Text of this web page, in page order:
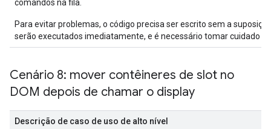
comandos na fila.
Para evitar problemas, o código precisa ser escrito sem a
serão executados imediatamente, e é necessário tomar cuidado
Cenário 8: mover contêineres de slot no
DOM depois de chamar o display
Descrição de caso de uso de alto nível